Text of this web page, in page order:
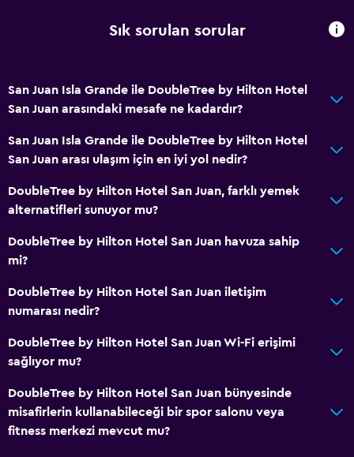
Bar/Lounge
Odada kahvaltı
Çay/kahve makinesi
Buzdolabı
Konaklama birimlerine yiyecek servisi yapılabilir
Kahve makinesi
Cafe
Artırılmış erişilebilirlik
Hipoalerjenik
Alerjisiz oda
Sigara içilmez
Sık sorulan sorular
San Juan Isla Grande ile DoubleTree by Hilton Hotel
San Juan arasındaki mesafe ne kadardır?
San Juan Isla Grande ile DoubleTree by Hilton Hotel
San Juan arası ulaşım için en iyi yol nedir?
DoubleTree by Hilton Hotel San Juan, farklı yemek
alternatifleri sunuyor mu?
DoubleTree by Hilton Hotel San Juan havuza sahip
mi?
DoubleTree by Hilton Hotel San Juan iletişim
numarası nedir?
DoubleTree by Hilton Hotel San Juan Wi-Fi erişimi
sağlıyor mu?
DoubleTree by Hilton Hotel San Juan bünyesinde
misafirlerin kullanabileceği bir spor salonu veya
fitness merkezi mevcut mu?